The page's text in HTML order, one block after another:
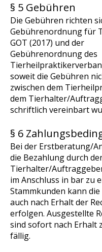
§ 5 Gebühren
Die Gebühren richten
Gebührenordnung für
GOT (2017) und der
Gebührenordnung des
soweit die Gebühren
zwischen dem
dem Tierhalter/
schriftlich vereinbart
§ 6
Bei der Erstberatung/
die Bezahlung durch
Tierhalter/
im Anschluss in bar zu
Stammkunden kann
auch nach Erhalt der
erfolgen. Ausgestellte
sind sofort nach Erhalt
fällig.